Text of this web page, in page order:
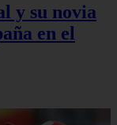
y su novia
en el